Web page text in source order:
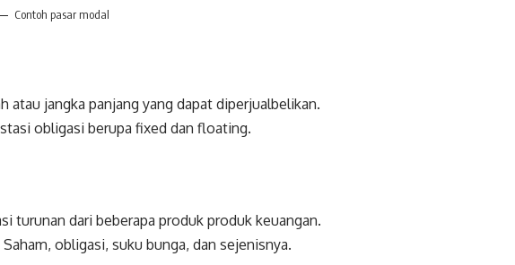
Contoh pasar modal
atau jangka panjang yang dapat diperjualbelikan.
obligasi berupa fixed dan floating.
turunan dari beberapa produk produk keuangan.
obligasi, suku bunga, dan sejenisnya.